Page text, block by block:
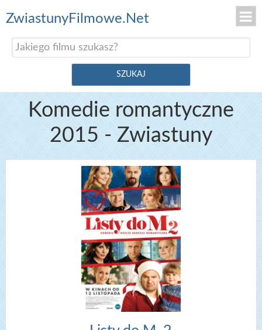
ZwiastunyFilmowe.Net
Komedie romantyczne
2015 - Zwiastuny